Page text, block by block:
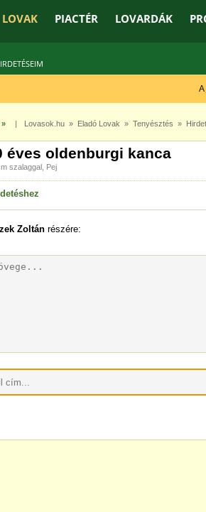
LOVAK PIACTÉR LOVARDÁK
A
| Lovasok.hu» Eladó Lovak » Tenyésztés »
éves oldenburgi kanca
szalaggal, Pej
Zoltánrészére: